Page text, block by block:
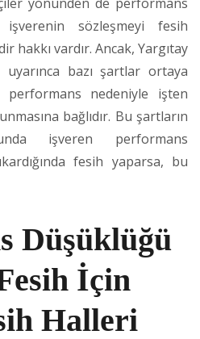
işverenin sözleşmeyi fesih
hakkı vardır. Ancak, Yargıtay
bazı şartlar ortaya
nedeniyle işten
bağlıdır. Bu şartların
işveren performans
fesih yaparsa, bu
Düşüklüğü
İçin
Halleri